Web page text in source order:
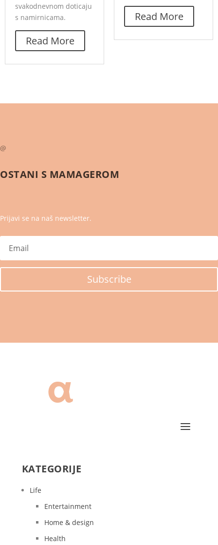
svakodnevnom doticaju
s namirnicama.
Read More
Read More
@
OSTANI S MAMAGEROM
Prijavi se na naš newsletter.
Subscribe
KATEGORIJE
Life
Entertainment
Home & design
Health